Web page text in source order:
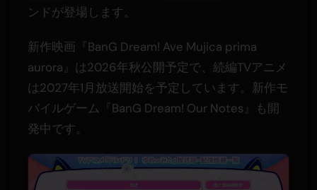
ンドが登場します。
新作映画『BanG Dream! Ave Mujica prima
aurora』は2026年秋公開予定で、続編TVアニメ
は2027年1月放送開始を予定しています。新作モ
バイルゲーム『BanG Dream! Our Notes』も開
発中です。